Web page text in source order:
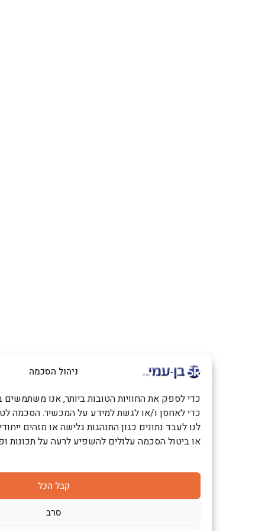
כדי לספק את החוויות הטובות ביותר, אנו משתמשים בטכנולוגיות
כדי לאחסן ו/או לגשת למידע על המכשיר. הסכמה לטכנולוגיות
לנו לעבד נתונים כגון התנהגות גלישה או מזהים ייחודיים באתר
או ביטול הסכמה עלולים להשפיע לרעה על תכונות ופונקציות